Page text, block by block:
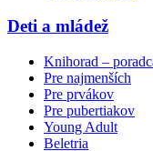
Deti a mládež
Knihorad –
Pre najmenších
Pre prvákov
Pre pubertiakov
Young Adult
Beletria